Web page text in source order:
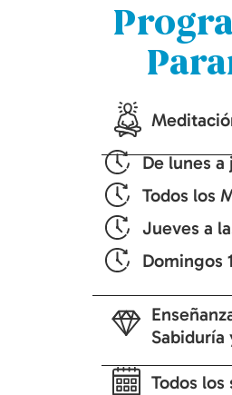
De lunes a
Todos los
Jueves a
Domingos
Sabiduría
Todos los